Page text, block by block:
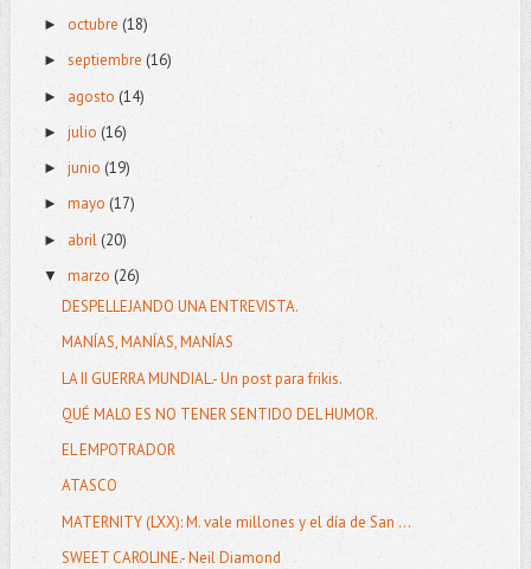
► octubre (18)
► septiembre (16)
► agosto (14)
► julio (16)
► junio (19)
► mayo (17)
► abril(20)
▼ marzo (26)
DESPELLEJANDO UNA ENTREVISTA.
MANÍAS, MANÍAS, MANÍAS
LA II GUERRA MUNDIAL.- Un post para frikis.
QUÉ MALO ES NO TENER SENTIDO DEL HUMOR.
EL EMPOTRADOR
ATASCO
MATERNITY (LXX): M. vale millones y el día de San ...
SWEET CAROLINE.- Neil Diamond